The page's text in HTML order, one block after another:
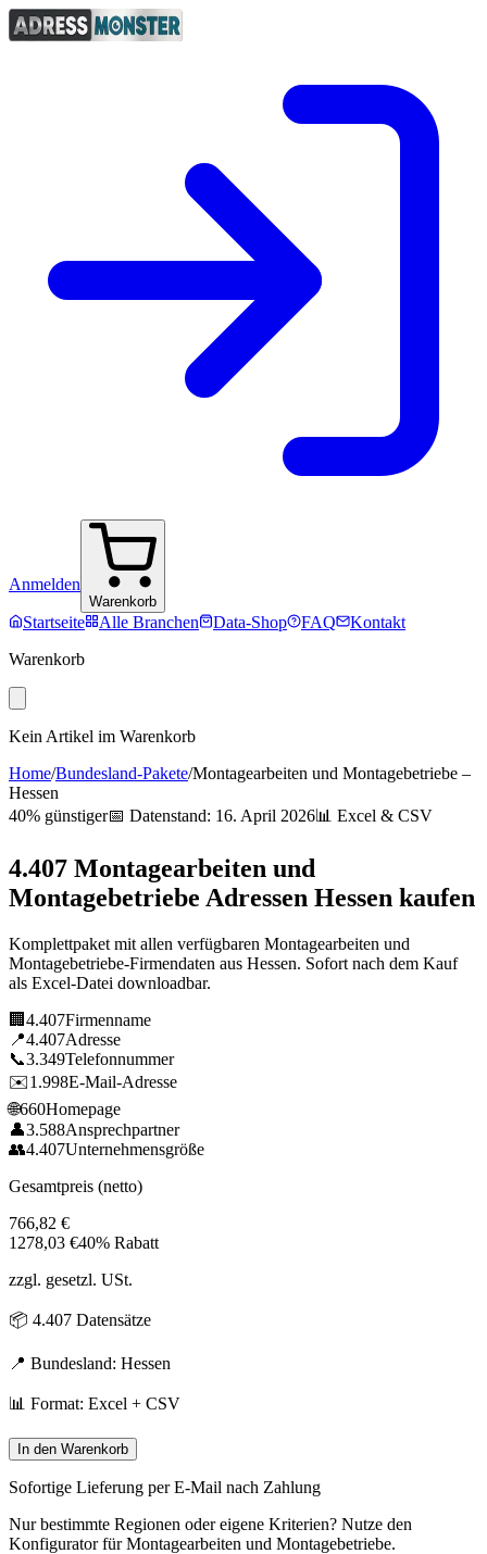
Anmelden
Warenkorb
Startseite Alle Branchen Data-Shop FAQ
Kontakt
Warenkorb
Kein Artikel im Warenkorb
Home/Bundesland-Pakete/Montagearbeiten und Montagebetriebe –
Hessen
40% günstiger📅 Datenstand: 16. April 2026📊 Excel & CSV
4.407 Montagearbeiten und
Montagebetriebe Adressen Hessen kaufen
Komplettpaket mit allen verfügbaren Montagearbeiten und
Montagebetriebe-Firmendaten aus Hessen. Sofort nach dem Kauf
als Excel-Datei downloadbar.
🏢 4.407Firmenname
📍4.407Adresse
📞3.349Telefonnummer
✉️1.998E-Mail-Adresse
🌐660Homepage
👤3.588Ansprechpartner
👥4.407Unternehmensgröße
Gesamtpreis (netto)
766,82 €
1278,03 €40% Rabatt
zzgl. gesetzl. USt.
📦 4.407 Datensätze
📍 Bundesland: Hessen
📊 Format: Excel + CSV
In den Warenkorb
Sofortige Lieferung per E-Mail nach Zahlung
Nur bestimmte Regionen oder eigene Kriterien? Nutze den
Konfigurator fürMontagearbeiten und Montagebetriebe.